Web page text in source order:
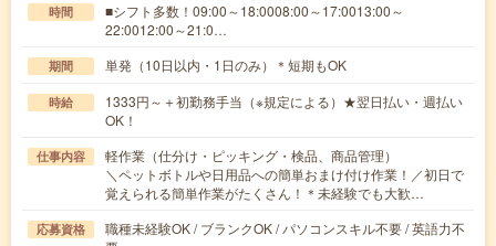
時間
■シフト多数！09:00～18:0008:00～17:0013:00～
22:0012:00～21:0…
期間 単発（10日以内・1日のみ）＊短期もOK
時給
1333円～＋初勤務手当（※規定による）★翌日払い・週払い
OK！
仕事内容
軽作業（仕分け・ピッキング・検品、商品管理）
＼ペットボトルや日用品への簡単おまけ付け作業！／初日で
覚えられる簡単作業がたくさん！＊未経験でも大歓…
応募資格
職種未経験OK / ブランクOK / パソコンスキル不要 / 英語力不